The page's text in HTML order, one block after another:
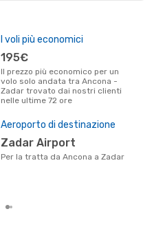
I voli più economici
195€
Il prezzo più economico per un
volo solo andata tra Ancona -
Zadar trovato dai nostri clienti
nelle ultime 72 ore
Aeroporto di destinazione
Zadar Airport
Per la tratta da Ancona a Zadar